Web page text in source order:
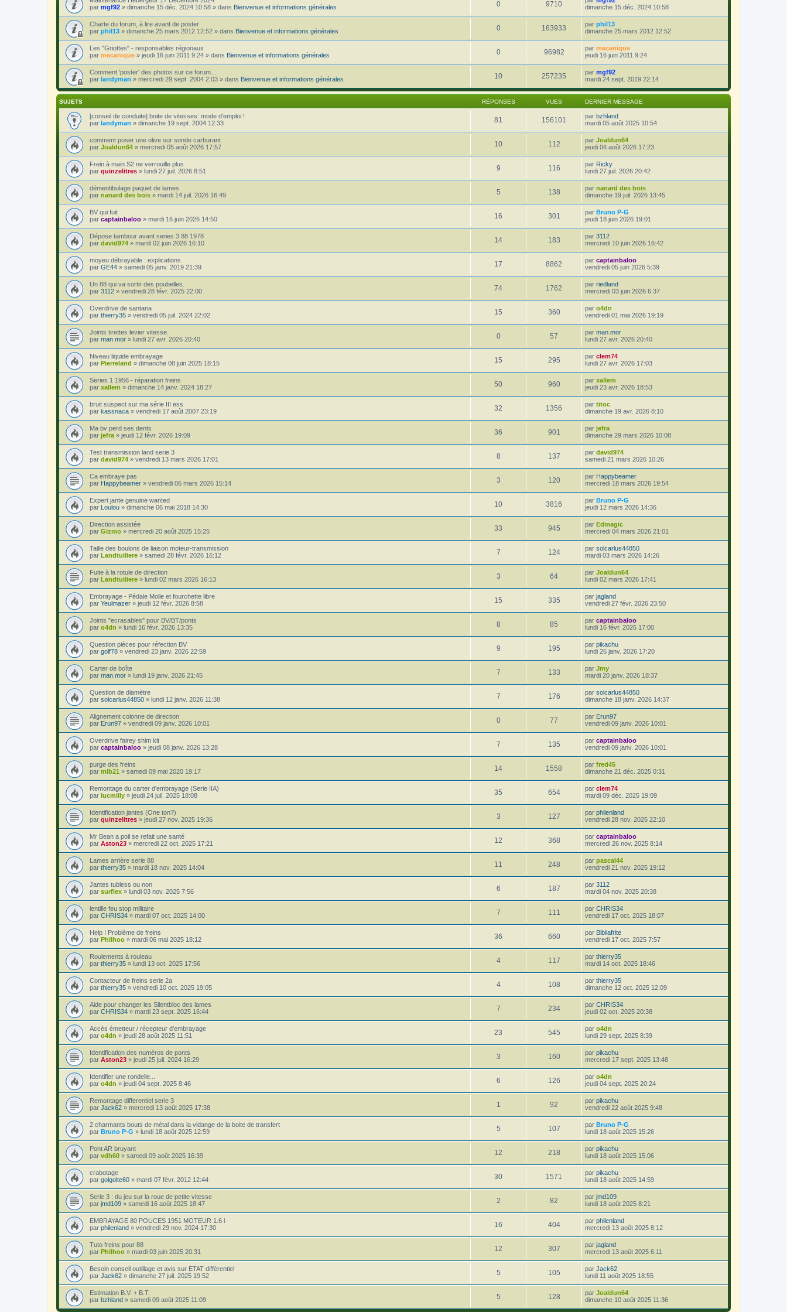
par mgf92 » dimanche 15 déc. 2024 10:58 » dans Bienvenue et informations générales 0 9710
dimanche 15 déc. 2024 10:58
Charte du forum, à lire avant de poster
par phil13 » dimanche 25 mars 2012 12:52 » dans Bienvenue et informations générales 0 163933 par phil13
dimanche 25 mars 2012 12:52
Les "Griottes" - responsables régionaux
par mecanique » jeudi 16 juin 2011 9:24 » dans Bienvenue et informations générales 0 96982 par mecanique
jeudi 16 juin 2011 9:24
Comment 'poster' des photos sur ce forum...
par landyman » mercredi 29 sept. 2004 2:03 » dans Bienvenue et informations générales 10 257235 par mgf92
mardi 24 sept. 2019 22:14
SUJETS RÉPONSES VUES DERNIER MESSAGE
[conseil de conduite] boite de vitesses: mode d'emploi !
par landyman » dimanche 19 sept. 2004 12:33 81 156101 par bzhland
mardi 05 août 2025 10:54
comment poser une olive sur sonde carburant
par Joaldun64 » mercredi 05 août 2026 17:57 10 112 par Joaldun64
jeudi 06 août 2026 17:23
Frein à main S2 ne verrouille plus
par quinzelitres » lundi 27 juil. 2026 8:51 9 116 par Ricky
lundi 27 juil. 2026 20:42
démentibulage paquet de lames
par nanard des bois » mardi 14 juil. 2026 16:49 5 138 par nanard des bois
dimanche 19 juil. 2026 13:45
BV qui fuit
par captainbaloo » mardi 16 juin 2026 14:50 16 301 par Bruno P-G
jeudi 18 juin 2026 19:01
Dépose tambour avant series 3 88 1978
par david974 » mardi 02 juin 2026 16:10 14 183 par 3112
mercredi 10 juin 2026 16:42
moyeu débrayable : explications
par GE44 » samedi 05 janv. 2019 21:39 17 8862 par captainbaloo
vendredi 05 juin 2026 5:39
Un 88 qui va sortir des poubelles.
par 3112 » vendredi 28 févr. 2025 22:00 74 1762 par riedland
mercredi 03 juin 2026 6:37
Overdrive de santana
par thierry35 » vendredi 05 juil. 2024 22:02 15 360 par o4dn
vendredi 01 mai 2026 19:19
Joints tirettes levier vitesse.
par man.mor » lundi 27 avr. 2026 20:40 0 57 par man.mor
lundi 27 avr. 2026 20:40
Niveau liquide embrayage
par Pierreland » dimanche 08 juin 2025 18:15 15 295 par clem74
lundi 27 avr. 2026 17:03
Series 1 1956 - réparation freins
par xallem » dimanche 14 janv. 2024 18:27 50 960 par xallem
jeudi 23 avr. 2026 18:53
bruit suspect sur ma série III ess
par kassnaca » vendredi 17 août 2007 23:19 32 1356 par titoc
dimanche 19 avr. 2026 8:10
Ma bv perd ses dents
par jefra » jeudi 12 févr. 2026 19:09 36 901 par jefra
dimanche 29 mars 2026 10:08
Test transmission land serie 3
par david974 » vendredi 13 mars 2026 17:01 8 137 par david974
samedi 21 mars 2026 10:26
Ca embraye pas
par Happybeamer » vendredi 06 mars 2026 15:14 3 120 par Happybeamer
mercredi 18 mars 2026 19:54
Expert jante genuine wanted
par Loulou » dimanche 06 mai 2018 14:30 10 3816 par Bruno P-G
jeudi 12 mars 2026 14:36
Direction assistée
par Gizmo » mercredi 20 août 2025 15:25 33 945 par Edmagic
mercredi 04 mars 2026 21:01
Taille des boulons de liaison moteur-transmission
par Landtuiliere » samedi 28 févr. 2026 16:12 7 124 par solcarlus44850
mardi 03 mars 2026 14:26
Fuite à la rotule de direction
par Landtuiliere » lundi 02 mars 2026 16:13 3 64 par Joaldun64
lundi 02 mars 2026 17:41
Embrayage - Pédale Molle et fourchette libre
par Yeulmazer » jeudi 12 févr. 2026 8:58 15 335 par jagland
vendredi 27 févr. 2026 23:50
Joints "ecrasables" pour BV/BT/ponts
par o4dn » lundi 16 févr. 2026 13:35 8 85 par captainbaloo
lundi 16 févr. 2026 17:00
Question pièces pour réfection BV
par golf78 » vendredi 23 janv. 2026 22:59 9 195 par pikachu
lundi 26 janv. 2026 17:20
Carter de boîte
par man.mor » lundi 19 janv. 2026 21:45 7 133 par Jmy
mardi 20 janv. 2026 18:37
Question de diamètre
par solcarlus44850 » lundi 12 janv. 2026 11:38 7 176 par solcarlus44850
dimanche 18 janv. 2026 14:37
Alignement colonne de direction
par Erun97 » vendredi 09 janv. 2026 10:01 0 77 par Erun97
vendredi 09 janv. 2026 10:01
Overdrive fairey shim kit
par captainbaloo » jeudi 08 janv. 2026 13:28 7 135 par captainbaloo
vendredi 09 janv. 2026 10:01
purge des freins
par mlb21 » samedi 09 mai 2020 19:17 14 1558 par fred45
dimanche 21 déc. 2025 0:31
Remontage du carter d'embrayage (Serie IIA)
par lucmilly » jeudi 24 juil. 2025 18:08 35 654 par clem74
mardi 09 déc. 2025 19:09
Identification jantes (One ton?)
par quinzelitres » jeudi 27 nov. 2025 19:36 3 127 par philenland
vendredi 28 nov. 2025 22:10
Mr Bean a poil se refait une santé
par Aston23 » mercredi 22 oct. 2025 17:21 12 368 par captainbaloo
mercredi 26 nov. 2025 8:14
Lames arrière serie 88
par thierry35 » mardi 18 nov. 2025 14:04 11 248 par pascal44
vendredi 21 nov. 2025 19:12
Jantes tubless ou non
par surflex » lundi 03 nov. 2025 7:56 6 187 par 3112
mardi 04 nov. 2025 20:38
lentille feu stop militaire
par CHRIS34 » mardi 07 oct. 2025 14:00 7 111 par CHRIS34
vendredi 17 oct. 2025 18:07
Help ! Problème de freins
par Philhoo » mardi 06 mai 2025 18:12 36 660 par Bibilafrite
vendredi 17 oct. 2025 7:57
Roulements à rouleau
par thierry35 » lundi 13 oct. 2025 17:56 4 117 par thierry35
mardi 14 oct. 2025 18:46
Contacteur de freins serie 2a
par thierry35 » vendredi 10 oct. 2025 19:05 4 108 par thierry35
dimanche 12 oct. 2025 12:09
Aide pour changer les Silentbloc des lames
par CHRIS34 » mardi 23 sept. 2025 16:44 7 234 par CHRIS34
jeudi 02 oct. 2025 20:38
Accès émetteur / récepteur d'embrayage
par o4dn » jeudi 28 août 2025 11:51 23 545 par o4dn
lundi 29 sept. 2025 8:39
Identification des numéros de ponts
par Aston23 » jeudi 25 juil. 2024 16:29 3 160 par pikachu
mercredi 17 sept. 2025 13:48
Identifier une rondelle...
par o4dn » jeudi 04 sept. 2025 8:46 6 126 par o4dn
jeudi 04 sept. 2025 20:24
Remontage differentiel serie 3
par Jack62 » mercredi 13 août 2025 17:38 1 92 par pikachu
vendredi 22 août 2025 9:48
2 charmants bouts de métal dans la vidange de la boite de transfert
par Bruno P-G » lundi 18 août 2025 12:59 5 107 par Bruno P-G
lundi 18 août 2025 15:26
Pont AR bruyant
par vdh60 » samedi 09 août 2025 16:39 12 218 par pikachu
lundi 18 août 2025 15:06
crabotage
par golgolte60 » mardi 07 févr. 2012 12:44 30 1571 par pikachu
lundi 18 août 2025 14:59
Serie 3 : du jeu sur la roue de petite vitesse
par jmd109 » samedi 16 août 2025 18:47 2 82 par jmd109
lundi 18 août 2025 8:21
EMBRAYAGE 80 POUCES 1951 MOTEUR 1.6 l
par philenland » vendredi 29 nov. 2024 17:30 16 404 par philenland
mercredi 13 août 2025 8:12
Tuto freins pour 88
par Philhoo » mardi 03 juin 2025 20:31 12 307 par jagland
mercredi 13 août 2025 6:11
Besoin conseil outillage et avis sur ETAT différentiel
par Jack62 » dimanche 27 juil. 2025 19:52 5 105 par Jack62
lundi 11 août 2025 18:55
Estimation B.V. + B.T.
par bzhland » samedi 09 août 2025 11:09 5 128 par Joaldun64
dimanche 10 août 2025 11:36